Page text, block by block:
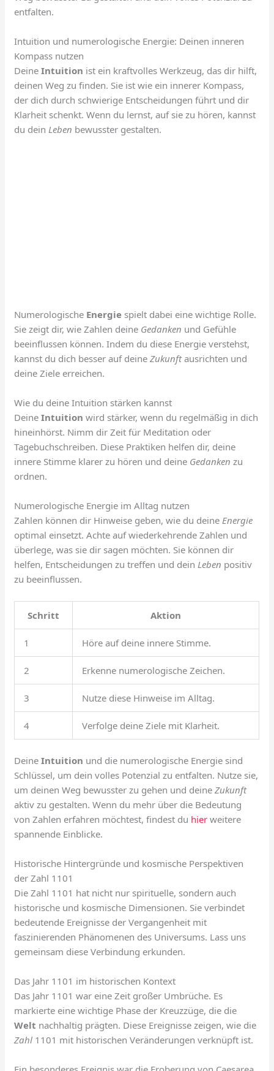
entfalten.
Intuition und numerologische Energie: Deinen inneren
Kompass nutzen
DeineIntuition ist ein kraftvolles Werkzeug, das dir hilft,
deinen Weg zu finden. Sie ist wie ein innerer Kompass,
der dich durch schwierige Entscheidungen führt und dir
Klarheit schenkt. Wenn du lernst, auf sie zu hören, kannst
du deinLeben bewusster gestalten.
Numerologische Energie spielt dabei eine wichtige Rolle.
Sie zeigt dir, wie Zahlen deine Gedanken und Gefühle
beeinflussen können. Indem du diese Energie verstehst,
kannst du dich besser auf deineZukunftausrichten und
deine Ziele erreichen.
Wie du deine Intuition stärken kannst
DeineIntuition wird stärker, wenn du regelmäßig in dich
hineinhörst. Nimm dir Zeit für Meditation oder
Tagebuchschreiben. Diese Praktiken helfen dir, deine
innere Stimme klarer zu hören und deine Gedanken zu
ordnen.
Numerologische Energie im Alltag nutzen
Zahlen können dir Hinweise geben, wie du deine Energie
optimal einsetzt. Achte auf wiederkehrende Zahlen und
überlege, was sie dir sagen möchten. Sie können dir
helfen, Entscheidungen zu treffen und dein Leben positiv
zu beeinflussen.
Schritt Aktion
1 Höre auf deine innere Stimme.
2 Erkenne numerologische Zeichen.
3 Nutze diese Hinweise im Alltag.
4 Verfolge deine Ziele mit Klarheit.
DeineIntuition und die numerologische Energie sind
Schlüssel, um dein volles Potenzial zu entfalten. Nutze sie,
um deinen Weg bewusster zu gehen und deineZukunft
aktiv zu gestalten. Wenn du mehr über die Bedeutung
von Zahlen erfahren möchtest, findest du hier weitere
spannende Einblicke.
Historische Hintergründe und kosmische Perspektiven
der Zahl 1101
Die Zahl 1101 hat nicht nur spirituelle, sondern auch
historische und kosmische Dimensionen. Sie verbindet
bedeutende Ereignisse der Vergangenheit mit
faszinierenden Phänomenen des Universums. Lass uns
gemeinsam diese Verbindung erkunden.
Das Jahr 1101 im historischen Kontext
Das Jahr 1101 war eine Zeit großer Umbrüche. Es
markierte eine wichtige Phase der Kreuzzüge, die die
Welt nachhaltig prägten. Diese Ereignisse zeigen, wie die
Zahl 1101 mit historischen Veränderungen verknüpft ist.